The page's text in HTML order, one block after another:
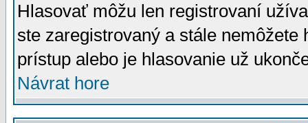
Hlasovať môžu len registrovaní
ste zaregistrovaný a stále
prístup alebo je hlasovanie už
Návrat hore